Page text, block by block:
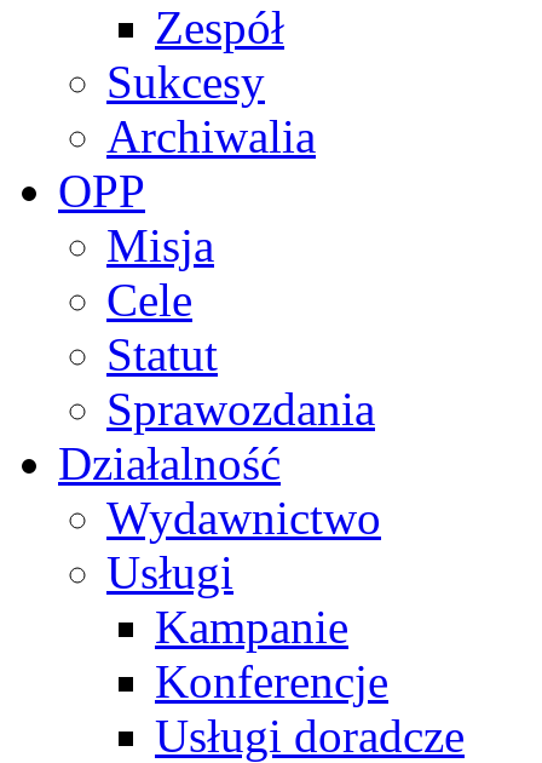
Zespół
Sukcesy
Archiwalia
OPP
Misja
Cele
Statut
Sprawozdania
Działalność
Wydawnictwo
Usługi
Kampanie
Konferencje
Usługi doradcze